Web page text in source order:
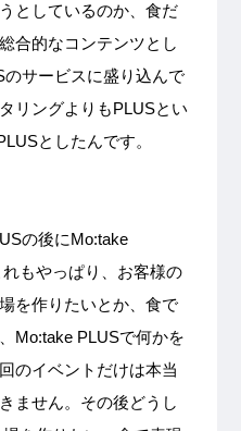
としているのか、食だ
合的なコンテンツとし
サービスに盛り込んで
リングよりもPLUSとい
としたんです。
の後にMo:take
もやっぱり、お客様の
を作りたいとか、食で
Mo:take PLUSで何かを
のイベントだけは本当
ません。その後どうし